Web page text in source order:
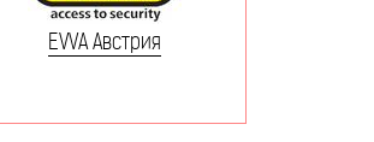
EVVA Австрия